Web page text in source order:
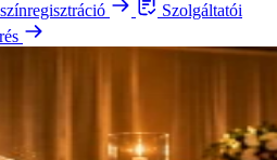
Szolgáltatói